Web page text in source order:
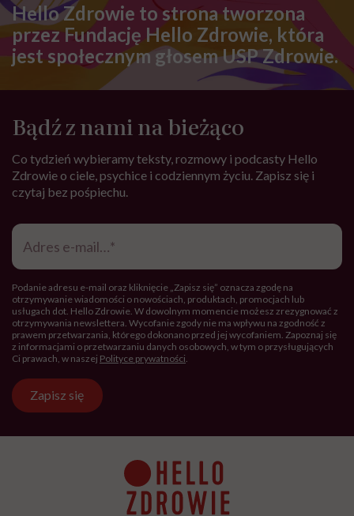
Hello Zdrowie to strona tworzona
przez Fundację Hello Zdrowie, która
jest społecznym głosem USP Zdrowie.
Bądź z nami na bieżąco
Co tydzień wybieramy teksty, rozmowy i podcasty Hello
Zdrowie o ciele, psychice i codziennym życiu. Zapisz się i
czytaj bez pośpiechu.
Adres
mail*
Podanie adresu e-mail oraz kliknięcie „Zapisz się” oznacza zgodę na
otrzymywanie wiadomości o nowościach, produktach, promocjach lub
usługach dot. Hello Zdrowie. W dowolnym momencie możesz zrezygnować z
otrzymywania newslettera. Wycofanie zgody nie ma wpływu na zgodność z
prawem przetwarzania, którego dokonano przed jej wycofaniem. Zapoznaj się
z informacjami o przetwarzaniu danych osobowych, w tym o przysługujących
Ci prawach, w naszej Polityce prywatności
Zapisz się